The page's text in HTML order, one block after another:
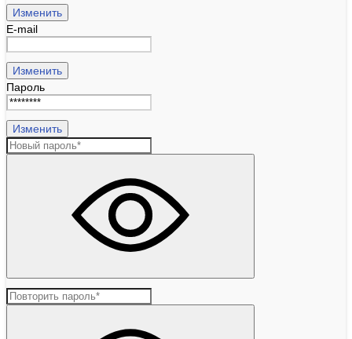
Изменить
E-mail
Изменить
Пароль
Изменить